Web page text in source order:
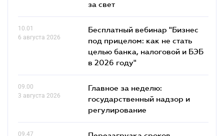
за свет
10.01
6 августа 2026
Бесплатный вебинар "Бизнес
под прицелом: как не стать
целью банка, налоговой и БЭБ
в 2026 году"
09.00
3 августа 2026
Главное за неделю:
государственный надзор и
регулирование
09.47